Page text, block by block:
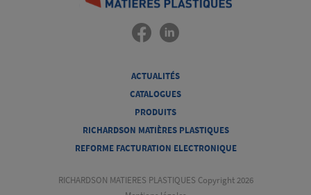
ACTUALITÉS
CATALOGUES
PRODUITS
RICHARDSON MATIÈRES PLASTIQUES
REFORME FACTURATION ELECTRONIQUE
RICHARDSON MATIERES PLASTIQUES Copyright 2026